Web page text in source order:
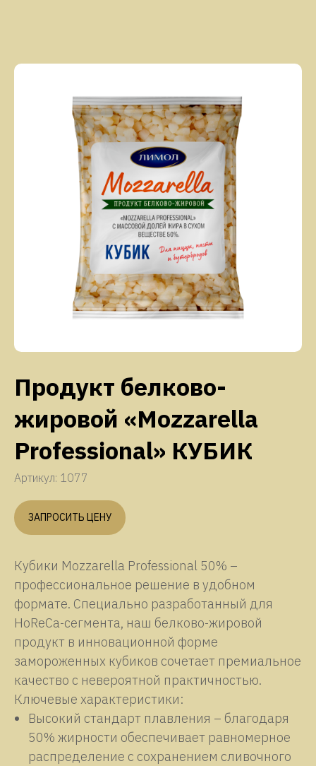
Продукт белково-
жировой «Mozzarella
Professional» КУБИК
Артикул: 1077
ЗАПРОСИТЬ ЦЕНУ
Кубики Mozzarella Professional 50% –
профессиональное решение в удобном
формате. Специально разработанный для
HoReCa-сегмента, наш белково-жировой
продукт в инновационной форме
замороженных кубиков сочетает премиальное
качество с невероятной практичностью.
Ключевые характеристики:
Высокий стандарт плавления – благодаря
50% жирности обеспечивает равномерное
распределение с сохранением сливочного